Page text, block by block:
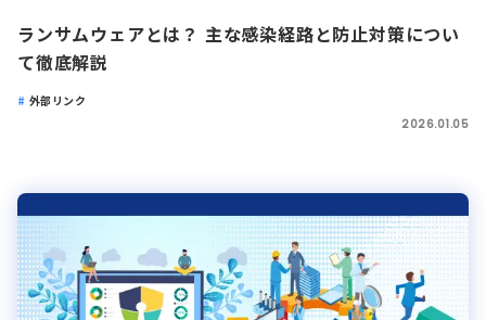
ランサムウェアとは？ 主な感染経路と防止対策につい
て徹底解説
外部リンク
2026.01.05